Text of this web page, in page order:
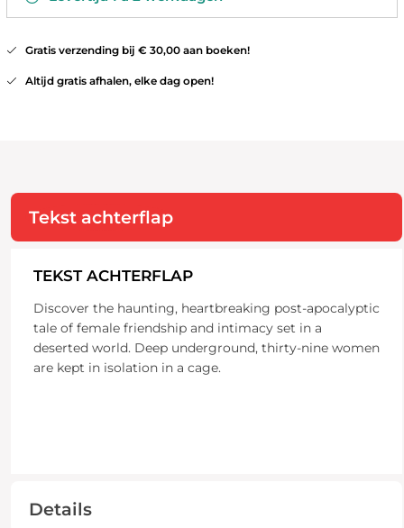
Gratis verzending bij € 30,00 aan boeken!
Altijd gratis afhalen, elke dag open!
Tekst achterflap
TEKST ACHTERFLAP
Discover the haunting, heartbreaking post-apocalyptic
tale of female friendship and intimacy set in a
deserted world. Deep underground, thirty-nine women
are kept in isolation in a cage.
Details